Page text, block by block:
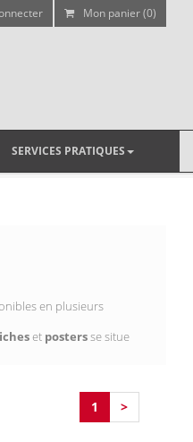
Mon panier (0)
SERVICES PRATIQUES
en plusieurs
et postersse situe
1 >